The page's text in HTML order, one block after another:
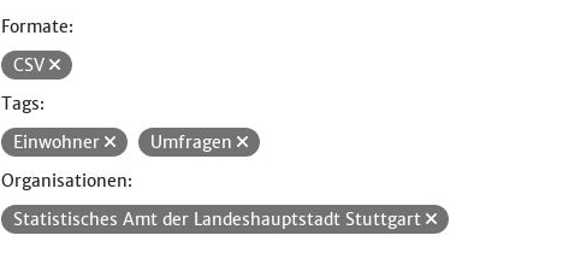
Formate:
CSV
Tags:
Einwohner
Umfragen
Organisationen:
Statistisches Amt der Landeshauptstadt Stuttgart